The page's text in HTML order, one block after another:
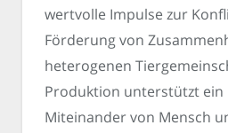
wertvolle Impulse zur
Förderung von
heterogenen
Produktion unterstützt ein
Miteinander von Mensch